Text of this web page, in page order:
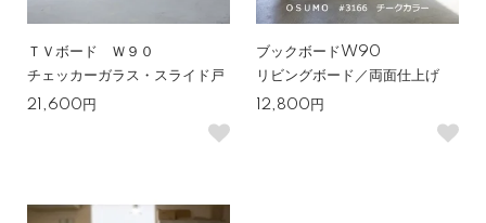
ＴＶボード Ｗ９０
チェッカーガラス・スライド戸
21,600円
ブックボードW90
リビングボード／両面仕上げ
12,800円